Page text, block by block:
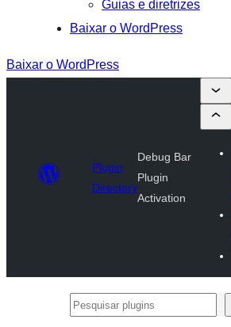
Guias e diretrizes
Baixar o WordPress
Baixar o WordPress
Plugin
Directory
Debug Bar
Plugin
Activation
Pesquisar